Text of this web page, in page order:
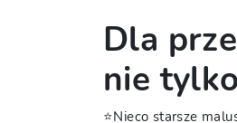
Dla
nie tylko
⭐Nieco starsze